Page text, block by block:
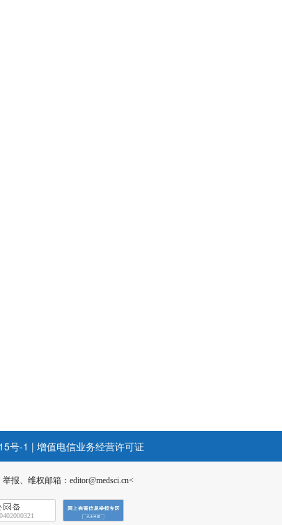
号-1 | 增值电信业务经营许可证
报、维权邮箱：editor@medsci.cn<